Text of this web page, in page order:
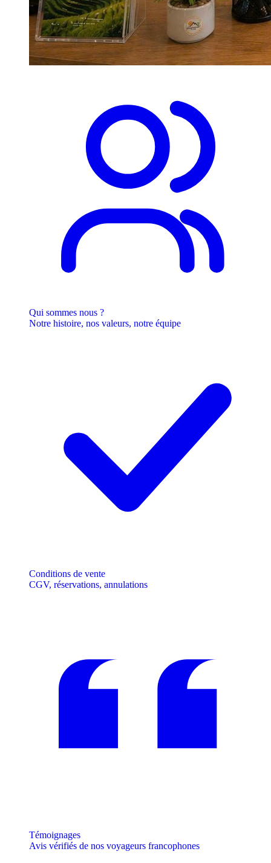
Qui sommes nous ?
Notre histoire, nos valeurs, notre équipe
Conditions de vente
CGV, réservations, annulations
Témoignages
Avis vérifiés de nos voyageurs francophones